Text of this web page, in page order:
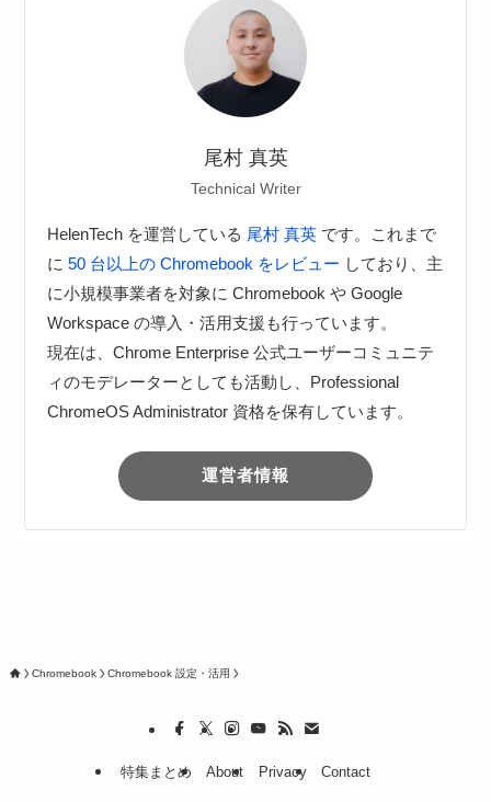
尾村 真英
Technical Writer
HelenTech を運営している 尾村 真英です。これまで
に 50 台以上の Chromebook をレビュー しており、主
に小規模事業者を対象に Chromebook や Google
Workspace の導入・活用支援も行っています。
現在は、Chrome Enterprise 公式ユーザーコミュニテ
ィのモデレーターとしても活動し、Professional
ChromeOS Administrator 資格を保有しています。
運営者情報
Chromebook Chromebook 設定・活用
特集まとめ About Privacy Contact